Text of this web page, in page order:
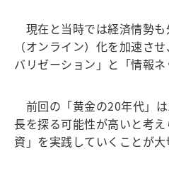
現在と当時では経済情勢も
（オンライン）化を加速さ
バリゼーション」と「情報
前回の「黄金の20年代」
長を探る可能性が高いと考
資」を実践していくことが大